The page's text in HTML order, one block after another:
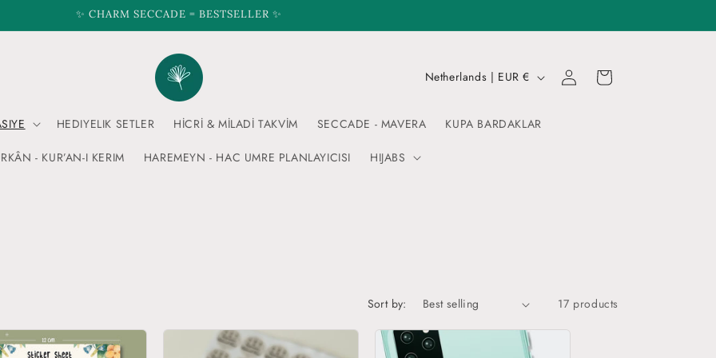
✨ CHARM SECCADE = BESTSELLER ✨
HEDIYELIK SETLER HİCRİ & MİLADİ TAKVİM SECCADE - MAVERA KUPA BARDAKLAR
- KUR’AN-I KERIM HAREMEYN - HAC UMRE PLANLAYICISI HIJABS
C
u
e
Netherlands | EUR €
Log
in
Cart
Sort by: 17 products